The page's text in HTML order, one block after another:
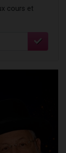
cours et